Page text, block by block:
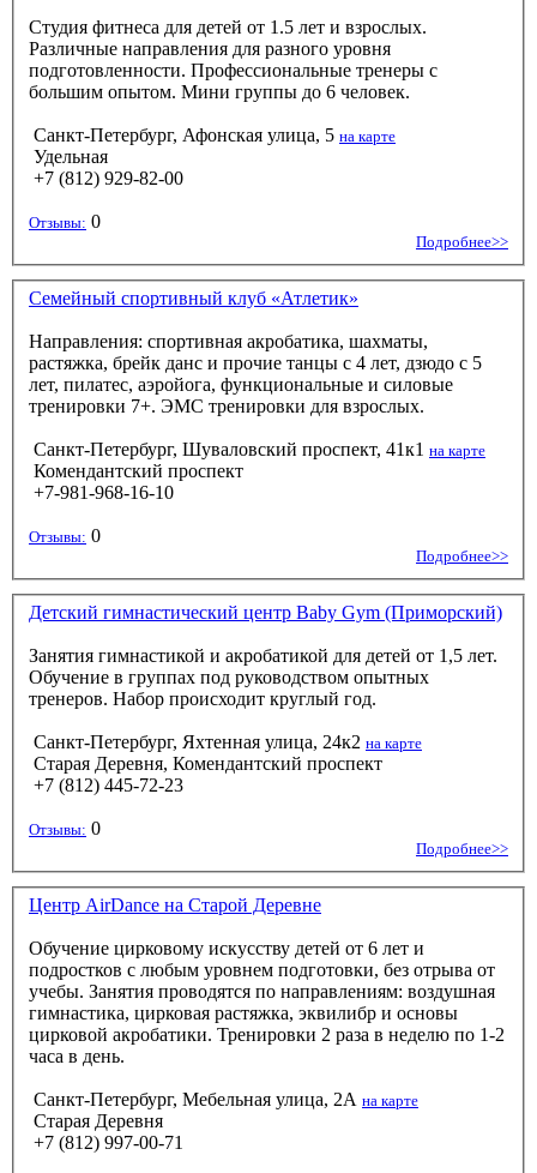
Студия фитнеса для детей от 1.5 лет и взрослых.
Различные направления для разного уровня
подготовленности. Профессиональные тренеры с
большим опытом. Мини группы до 6 человек.
Санкт-Петербург, Афонская улица, 5 на карте
Удельная
+7 (812) 929-82-00
Отзывы: 0
Подробнее>>
Семейный спортивный клуб «Атлетик»
Направления: спортивная акробатика, шахматы,
растяжка, брейк данс и прочие танцы с 4 лет, дзюдо с 5
лет, пилатес, аэройога, функциональные и силовые
тренировки 7+. ЭМС тренировки для взрослых.
Санкт-Петербург, Шуваловский проспект, 41к1 на карте
Комендантский проспект
+7-981-968-16-10
Отзывы: 0
Подробнее>>
Детский гимнастический центр Baby Gym (Приморский)
Занятия гимнастикой и акробатикой для детей от 1,5 лет.
Обучение в группах под руководством опытных
тренеров. Набор происходит круглый год.
Санкт-Петербург, Яхтенная улица, 24к2 на карте
Старая Деревня, Комендантский проспект
+7 (812) 445-72-23
Отзывы: 0
Подробнее>>
Центр AirDance на Старой Деревне
Обучение цирковому искусству детей от 6 лет и
подростков с любым уровнем подготовки, без отрыва от
учебы. Занятия проводятся по направлениям: воздушная
гимнастика, цирковая растяжка, эквилибр и основы
цирковой акробатики. Тренировки 2 раза в неделю по 1-2
часа в день.
Санкт-Петербург, Мебельная улица, 2А на карте
Старая Деревня
+7 (812) 997-00-71